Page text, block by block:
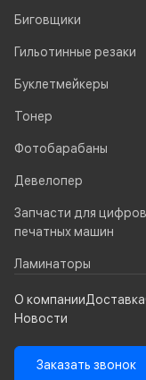
Биговщики
Гильотинные резаки
Буклетмейкеры
Тонер
Фотобарабаны
Девелопер
Запчасти для
печатных машин
Ламинаторы
О компанииДоставка
Новости
Заказать звонок